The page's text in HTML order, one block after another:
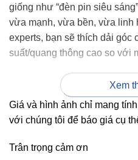
giống như “đèn pin siêu
vừa mạnh, vừa bền, vừa linh
experts, bạn sẽ thích dải góc
suất/quang thông cao so với
2. Cơ chế hoạt
Giải thích dễ
Nhờ chip LED cao cấp, ánh
Xem
Giá và hình ảnh chỉ mang
với chúng tôi để báo giá cụ
Trân trọng cảm ơn